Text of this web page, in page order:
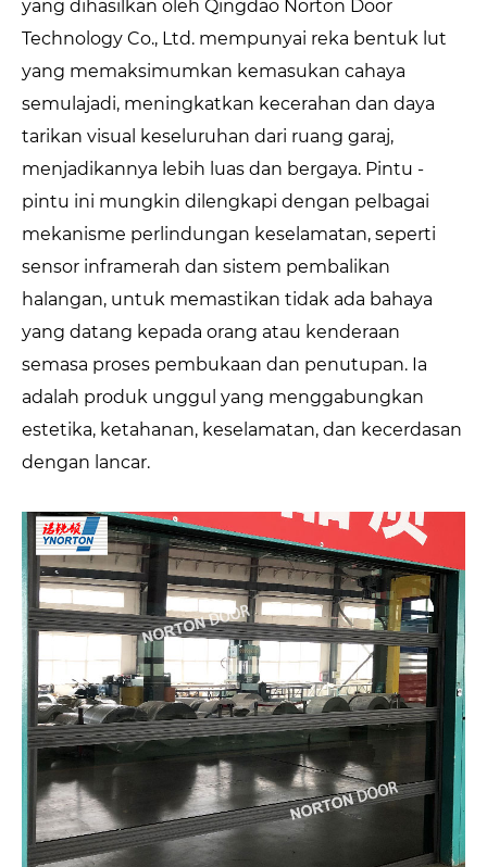
yang dihasilkan oleh Qingdao Norton Door
Technology Co., Ltd. mempunyai reka bentuk lut
yang memaksimumkan kemasukan cahaya
semulajadi, meningkatkan kecerahan dan daya
tarikan visual keseluruhan dari ruang garaj,
menjadikannya lebih luas dan bergaya. Pintu -
pintu ini mungkin dilengkapi dengan pelbagai
mekanisme perlindungan keselamatan, seperti
sensor inframerah dan sistem pembalikan
halangan, untuk memastikan tidak ada bahaya
yang datang kepada orang atau kenderaan
semasa proses pembukaan dan penutupan. Ia
adalah produk unggul yang menggabungkan
estetika, ketahanan, keselamatan, dan kecerdasan
dengan lancar.